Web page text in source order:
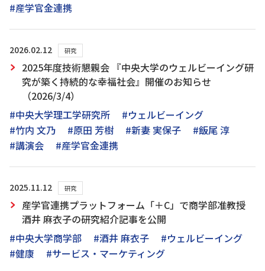
#産学官金連携
2026.02.12 研究
2025年度技術懇親会 『中央大学のウェルビーイング研
究が築く持続的な幸福社会』開催のお知らせ
（2026/3/4）
#中央大学理工学研究所
#ウェルビーイング
#竹内 文乃
#原田 芳樹 #新妻 実保子
#飯尾 淳
#講演会
#産学官金連携
2025.11.12 研究
産学官連携プラットフォーム「＋C」で商学部准教授
酒井 麻衣子の研究紹介記事を公開
#中央大学商学部
#酒井 麻衣子
#ウェルビーイング
#健康
#サービス・マーケティング